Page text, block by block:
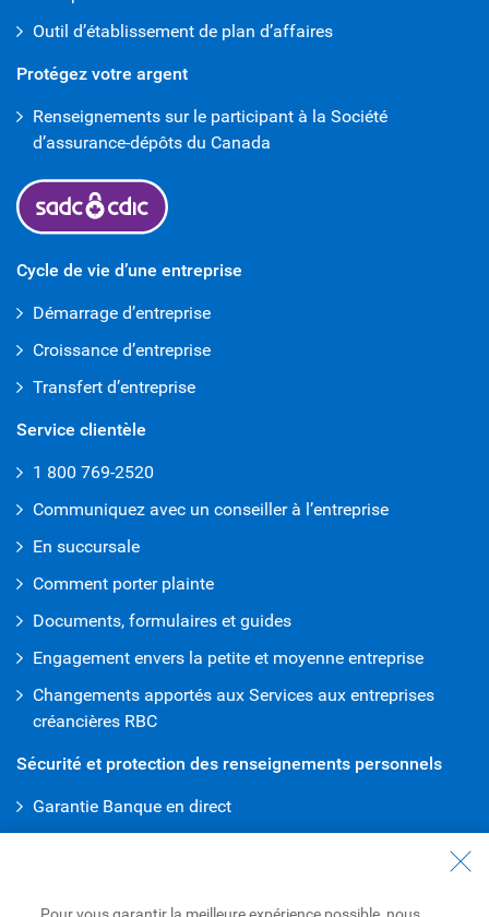
Outil d’établissement de plan d’affaires
Protégez votre argent
Renseignements sur le participant à la Société
d’assurance-dépôts du Canada
Cycle de vie d’une entreprise
Démarrage d’entreprise
Croissance d’entreprise
Transfert d’entreprise
Service clientèle
1 800 769-2520
Communiquez avec un conseiller à l’entreprise
En succursale
Comment porter plainte
Documents, formulaires et guides
Engagement envers la petite et moyenne entreprise
Changements apportés aux Services aux entreprises
créancières RBC
Sécurité et protection des renseignements personnels
Garantie Banque en direct